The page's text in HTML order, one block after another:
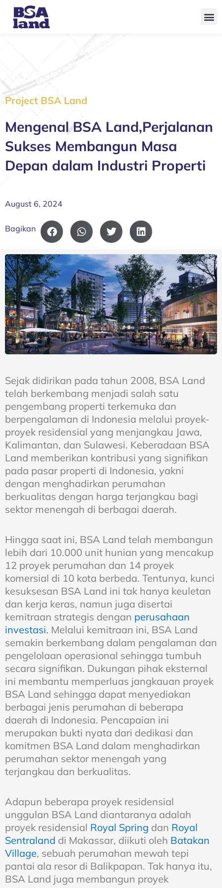
Skip
content
Project BSA Land
Mengenal BSA Land,Perjalanan
Sukses Membangun Masa
Depan dalam Industri Properti
August 6, 2024
Bagikan
Sejak didirikan pada tahun 2008, BSA Land
telah berkembang menjadi salah satu
pengembang properti terkemuka dan
berpengalaman di Indonesia melalui proyek-
proyek residensial yang menjangkau Jawa,
Kalimantan, dan Sulawesi. Keberadaan BSA
Land memberikan kontribusi yang signifikan
pada pasar properti di Indonesia, yakni
dengan menghadirkan perumahan
berkualitas dengan harga terjangkau bagi
sektor menengah di berbagai daerah.
Hingga saat ini, BSA Land telah membangun
lebih dari 10.000 unit hunian yang mencakup
12 proyek perumahan dan 14 proyek
komersial di 10 kota berbeda. Tentunya, kunci
kesuksesan BSA Land ini tak hanya keuletan
dan kerja keras, namun juga disertai
kemitraan strategis dengan perusahaan
investasi. Melalui kemitraan ini, BSA Land
semakin berkembang dalam pengalaman dan
pengelolaan operasional sehingga tumbuh
secara signifikan. Dukungan pihak eksternal
ini membantu memperluas jangkauan proyek
BSA Land sehingga dapat menyediakan
berbagai jenis perumahan di beberapa
daerah di Indonesia. Pencapaian ini
merupakan bukti nyata dari dedikasi dan
komitmen BSA Land dalam menghadirkan
perumahan sektor menengah yang
terjangkau dan berkualitas.
Adapun beberapa proyek residensial
unggulan BSA Land diantaranya adalah
proyek residensial Royal Spring dan Royal
Sentraland di Makassar, diikuti oleh Batakan
Village, sebuah perumahan mewah tepi
pantai ala resor di Balikpapan. Tak hanya itu,
BSA Land juga membangun proyek